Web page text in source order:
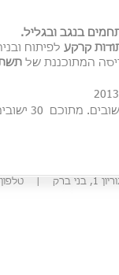
בנגב ובגליל.
קרקע לפיתוח
המתוכננת של
6142141 | דוא"ל: